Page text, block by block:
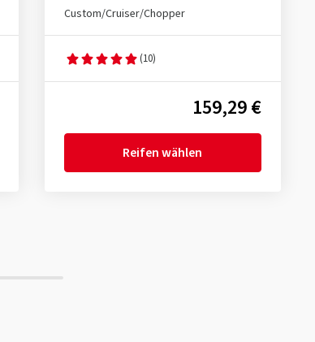
Custom/Cruiser/Chopper
(10)
159,29 €
Reifen wählen